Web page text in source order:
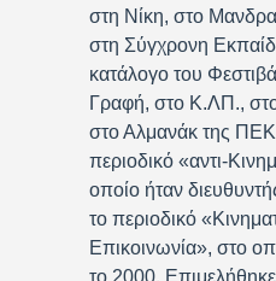
στη Νίκη, στο
στη Σύγχρονη
κατάλογο του
Γραφή, στο Κ.ΛΠ.,
στο Αλμανάκ της
περιοδικό «αντι-
οποίο ήταν
το περιοδικό
Επικοινωνία», στο